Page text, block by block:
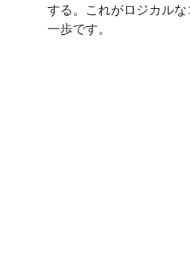
する。これがロジカル
一歩です。